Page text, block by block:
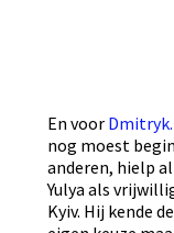
En voor Dmitryk.
nog moest
anderen, hielp
Yulya als
Kyiv. Hij kende